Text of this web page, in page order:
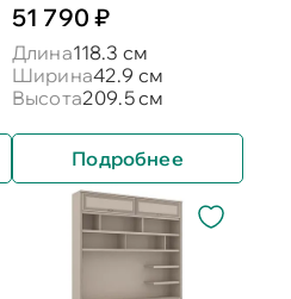
51 790 ₽
Длина118.3 см
Ширина42.9 см
Высота209.5 см
Подробнее